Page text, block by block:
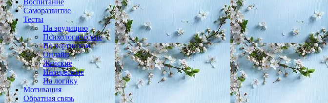
Воспитание
Саморазвитие
Тесты
На эрудицию
Психологические
По картинкам
Онлайн
Женские
Интересные
На логику
Мотивация
Обратная связь